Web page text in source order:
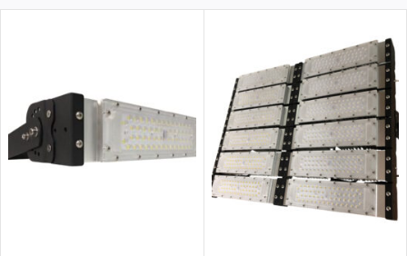
riêng biệt. Các module này được lắp ghép lại thành một khối đèn lớn
Tản nhiệt hiệu quả – tuổi thọ cao hơn
Lắp đặt linh hoạt – điều chỉnh góc chiếu riêng từng module
Bảo trì dễ dàng – thay thế từng cụm khi có sự cố, tiết kiệm chi phí
2. Giới Thiệu Đèn Pha Sân Pickleball Chống Chói Module